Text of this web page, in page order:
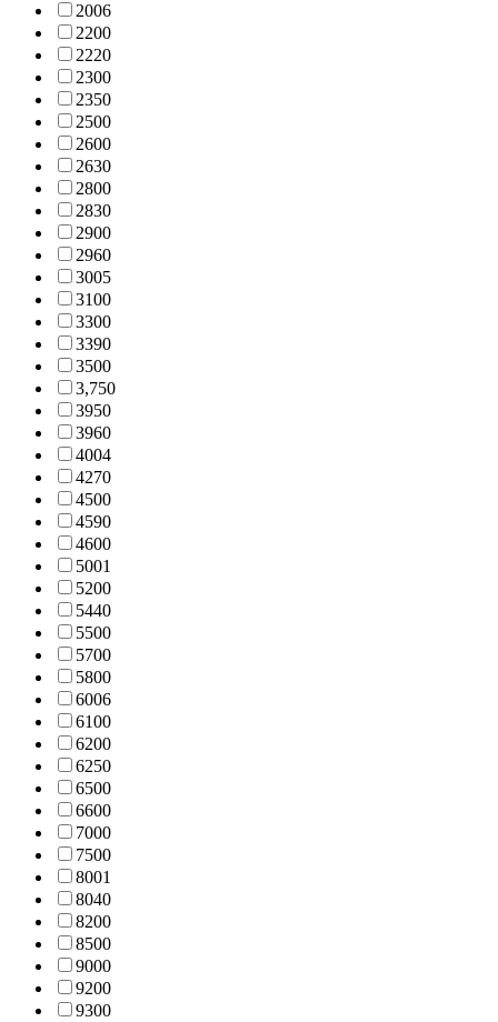
2006
2200
2220
2300
2350
2500
2600
2630
2800
2830
2900
2960
3005
3100
3300
3390
3500
3,750
3950
3960
4004
4270
4500
4590
4600
5001
5200
5440
5500
5700
5800
6006
6100
6200
6250
6500
6600
7000
7500
8001
8040
8200
8500
9000
9200
9300